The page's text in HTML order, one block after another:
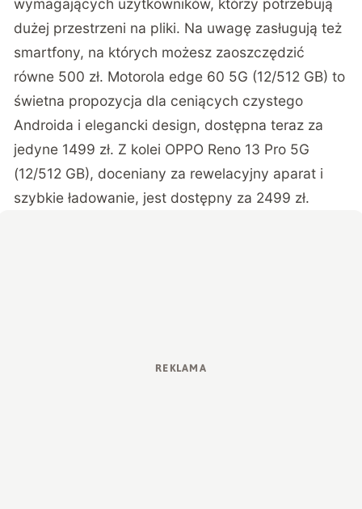
wymagających użytkowników, którzy potrzebują
dużej przestrzeni na pliki. Na uwagę zasługują też
smartfony, na których możesz zaoszczędzić
równe 500 zł. Motorola edge 60 5G (12/512 GB) to
świetna propozycja dla ceniących czystego
Androida i elegancki design, dostępna teraz za
jedyne 1499 zł. Z kolei OPPO Reno 13 Pro 5G
(12/512 GB), doceniany za rewelacyjny aparat i
szybkie ładowanie, jest dostępny za 2499 zł.